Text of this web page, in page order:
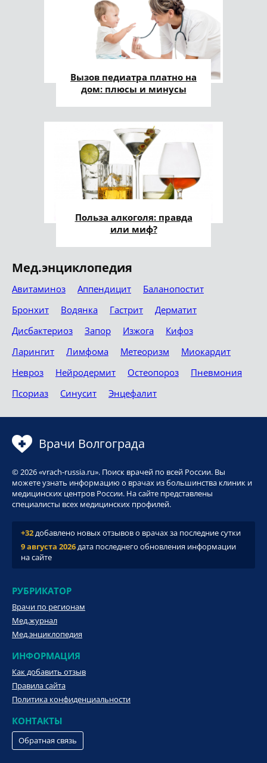
Вызов педиатра платно на
дом: плюсы и минусы
Польза алкоголя: правда
или миф?
Мед.энциклопедия
Авитаминоз Аппендицит
Баланопостит
Бронхит
Водянка Гастрит
Дерматит
Дисбактериоз
Запор Изжога
Кифоз
Ларингит
Лимфома Метеоризм
Миокардит
Невроз
Нейродермит Остеопороз
Пневмония
Псориаз
Синусит Энцефалит
Врачи Волгограда
© 2026 «vrach-russia.ru». Поиск врачей по всей России. Вы
можете узнать информацию о врачах из большинства клиник и
медицинских центров России. На сайте представлены
специалисты всех медицинских профилей.
+32добавлено новых отзывов о врачах за последние сутки
9 августа 2026дата последнего обновления информации
на сайте
РУБРИКАТОР
Врачи по регионам
Мед.журнал
Мед.энциклопедия
ИНФОРМАЦИЯ
Как добавить отзыв
Правила сайта
Политика конфиденциальности
КОНТАКТЫ
Обратная связь